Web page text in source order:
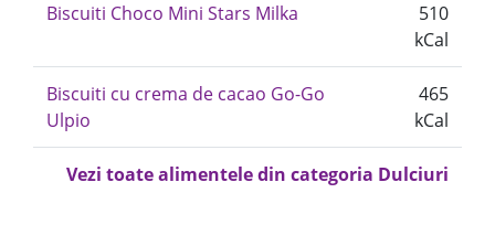
Biscuiti Choco Mini Stars Milka
510
kCal
Biscuiti cu crema de cacao Go-Go
Ulpio
465
kCal
Vezi toate alimentele din categoria Dulciuri